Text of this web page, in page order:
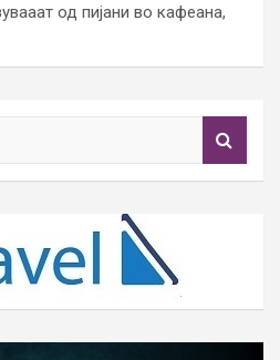
од пијани во кафеана,